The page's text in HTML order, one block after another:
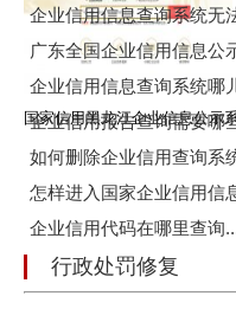
国家信用黑龙江企业信息公示
企业信用信息查询系统无
广东全国企业信用信息公
企业信用信息查询系统哪
企业信用报告查询需要哪
如何删除企业信用查询系
怎样进入国家企业信用信
企业信用代码在哪里查询
行政处罚修复